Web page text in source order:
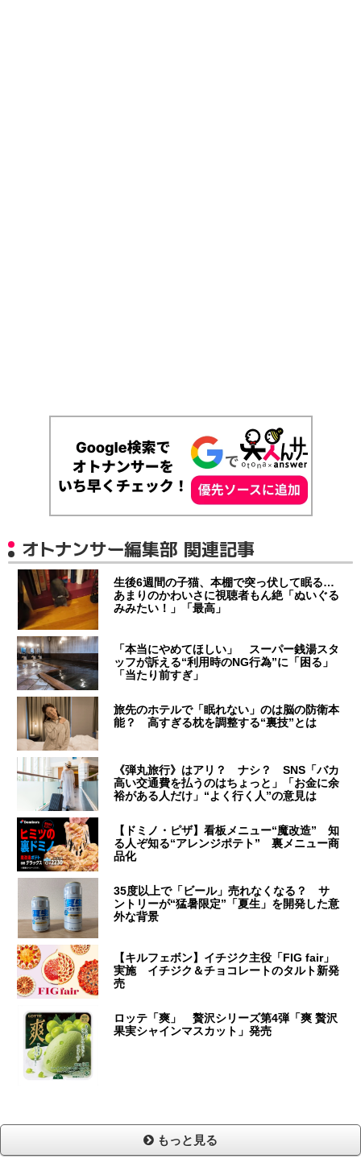
オトナンサー編集部 関連記事
生後6週間の子猫、本棚で突っ伏して眠る…
あまりのかわいさに視聴者もん絶「ぬいぐる
みみたい！」「最高」
「本当にやめてほしい」 スーパー銭湯スタ
ッフが訴える“利用時のNG行為”に「困る」
「当たり前すぎ」
旅先のホテルで「眠れない」のは脳の防衛本
能？ 高すぎる枕を調整する“裏技”とは
《弾丸旅行》はアリ？ ナシ？ SNS「バカ
高い交通費を払うのはちょっと」「お金に余
裕がある人だけ」“よく行く人”の意見は
【ドミノ・ピザ】看板メニュー“魔改造” 知
る人ぞ知る“アレンジポテト” 裏メニュー商
品化
35度以上で「ビール」売れなくなる？ サ
ントリーが“猛暑限定”「夏生」を開発した意
外な背景
【キルフェボン】イチジク主役「FIG fair」
実施 イチジク＆チョコレートのタルト新発
売
ロッテ「爽」 贅沢シリーズ第4弾「爽 贅沢
果実シャインマスカット」発売
もっと見る